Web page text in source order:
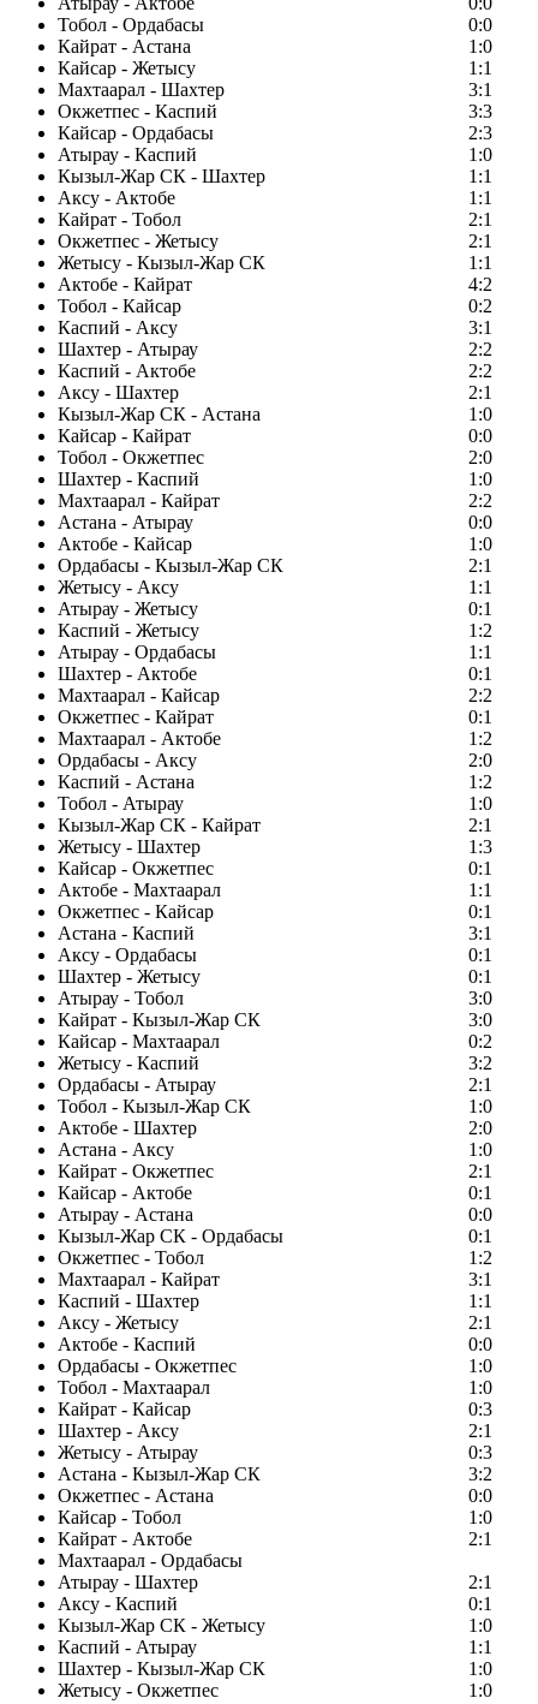
Тобол - Ордабасы
0:0
Кайрат - Астана
1:0
Кайсар - Жетысу
1:1
Махтаарал - Шахтер
3:1
Окжетпес - Каспий
3:3
Кайсар - Ордабасы
2:3
Атырау - Каспий
1:0
Кызыл-Жар СК - Шахтер
1:1
Аксу - Актобе
1:1
Кайрат - Тобол
2:1
Окжетпес - Жетысу
2:1
Жетысу - Кызыл-Жар СК
1:1
Актобе - Кайрат
4:2
Тобол - Кайсар
0:2
Каспий - Аксу
3:1
Шахтер - Атырау
2:2
Каспий - Актобе
2:2
Аксу - Шахтер
2:1
Кызыл-Жар СК - Астана
1:0
Кайсар - Кайрат
0:0
Тобол - Окжетпес
2:0
Шахтер - Каспий
1:0
Махтаарал - Кайрат
2:2
Астана - Атырау
0:0
Актобе - Кайсар
1:0
Ордабасы - Кызыл-Жар СК
2:1
Жетысу - Аксу
1:1
Атырау - Жетысу
0:1
Каспий - Жетысу
1:2
Атырау - Ордабасы
1:1
Шахтер - Актобе
0:1
Махтаарал - Кайсар
2:2
Окжетпес - Кайрат
0:1
Махтаарал - Актобе
1:2
Ордабасы - Аксу
2:0
Каспий - Астана
1:2
Тобол - Атырау
1:0
Кызыл-Жар СК - Кайрат
2:1
Жетысу - Шахтер
1:3
Кайсар - Окжетпес
0:1
Актобе - Махтаарал
1:1
Окжетпес - Кайсар
0:1
Астана - Каспий
3:1
Аксу - Ордабасы
0:1
Шахтер - Жетысу
0:1
Атырау - Тобол
3:0
Кайрат - Кызыл-Жар СК
3:0
Кайсар - Махтаарал
0:2
Жетысу - Каспий
3:2
Ордабасы - Атырау
2:1
Тобол - Кызыл-Жар СК
1:0
Актобе - Шахтер
2:0
Астана - Аксу
1:0
Кайрат - Окжетпес
2:1
Кайсар - Актобе
0:1
Атырау - Астана
0:0
Кызыл-Жар СК - Ордабасы
0:1
Окжетпес - Тобол
1:2
Махтаарал - Кайрат
3:1
Каспий - Шахтер
1:1
Аксу - Жетысу
2:1
Актобе - Каспий
0:0
Ордабасы - Окжетпес
1:0
Тобол - Махтаарал
1:0
Кайрат - Кайсар
0:3
Шахтер - Аксу
2:1
Жетысу - Атырау
0:3
Астана - Кызыл-Жар СК
3:2
Окжетпес - Астана
0:0
Кайсар - Тобол
1:0
Кайрат - Актобе
2:1
Махтаарал - Ордабасы
Атырау - Шахтер
2:1
Аксу - Каспий
0:1
Кызыл-Жар СК - Жетысу
1:0
Каспий - Атырау
1:1
Шахтер - Кызыл-Жар СК
1:0
Жетысу - Окжетпес
1:0